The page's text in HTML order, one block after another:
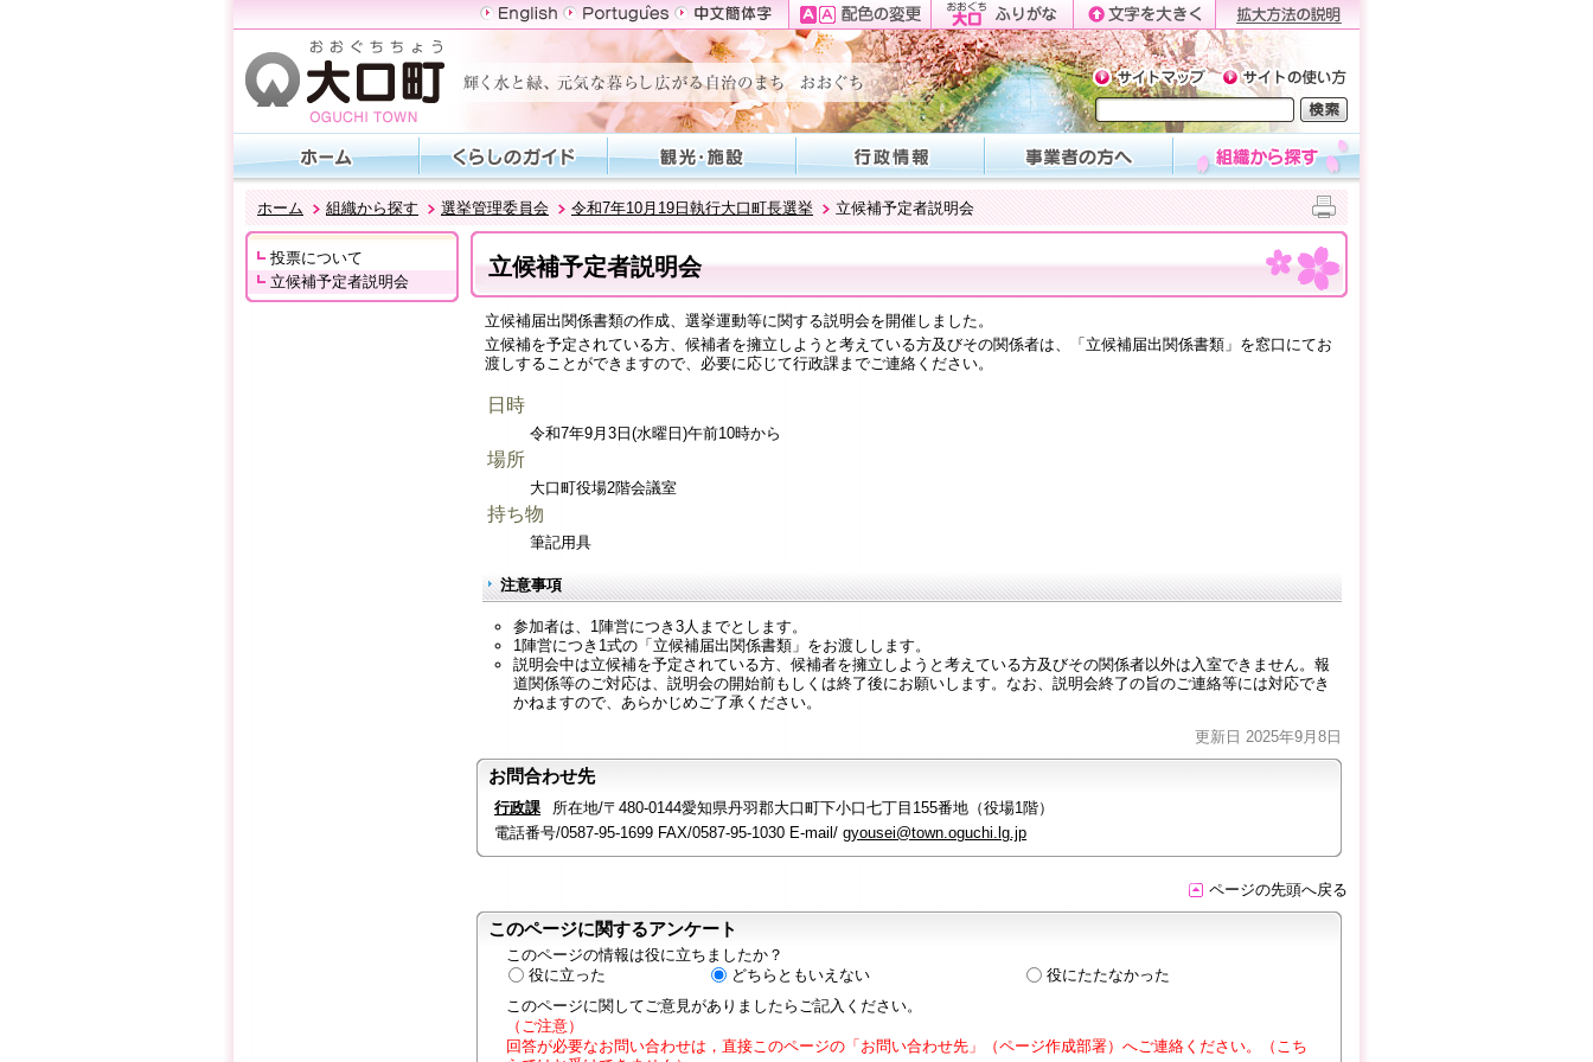
ホーム 組織から探す 選挙管理委員会 令和7年10月19日執行大口町長選挙 立候補予定者説明会
投票について
立候補予定者説明会
立候補予定者説明会
立候補届出関係書類の作成、選挙運動等に関する説明会を開催しました。
立候補を予定されている方、候補者を擁立しようと考えている方及びその関係者は、「立候補届出関係書類」を窓口にてお
渡しすることができますので、必要に応じて行政課までご連絡ください。
日時
令和7年9月3日(水曜日)午前10時から
場所
大口町役場2階会議室
持ち物
筆記用具
注意事項
参加者は、1陣営につき3人までとします。
1陣営につき1式の「立候補届出関係書類」をお渡しします。
説明会中は立候補を予定されている方、候補者を擁立しようと考えている方及びその関係者以外は入室できません。報
道関係等のご対応は、説明会の開始前もしくは終了後にお願いします。なお、説明会終了の旨のご連絡等には対応でき
かねますので、あらかじめご了承ください。
更新日 2025年9月8日
お問合わせ先
行政課
所在地/〒480-0144愛知県丹羽郡大口町下小口七丁目155番地（役場1階）
電話番号/0587-95-1699 FAX/0587-95-1030 E-mail/ gyousei@town.oguchi.lg.jp
ページの先頭へ戻る
このページに関するアンケート
このページの情報は役に立ちましたか？
役に立った
どちらともいえない
役にたたなかった
このページに関してご意見がありましたらご記入ください。
（ご注意）
回答が必要なお問い合わせは，直接このページの「お問い合わせ先」（ページ作成部署）へご連絡ください。（こち